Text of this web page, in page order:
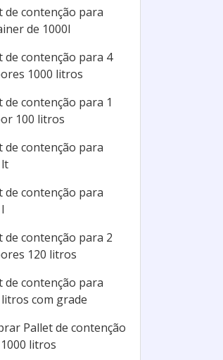
de contenção para
de 1000l
de contenção para 4
1000 litros
de contenção para 1
100 litros
de contenção para
lt
de contenção para
de contenção para 2
120 litros
de contenção para
litros com grade
Pallet de contenção
litros